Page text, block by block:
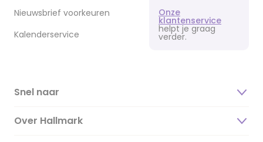
Nieuwsbrief voorkeuren
Kalenderservice
Onze
klantenservice
helpt je graag
verder.
Snel naar
Over Hallmark